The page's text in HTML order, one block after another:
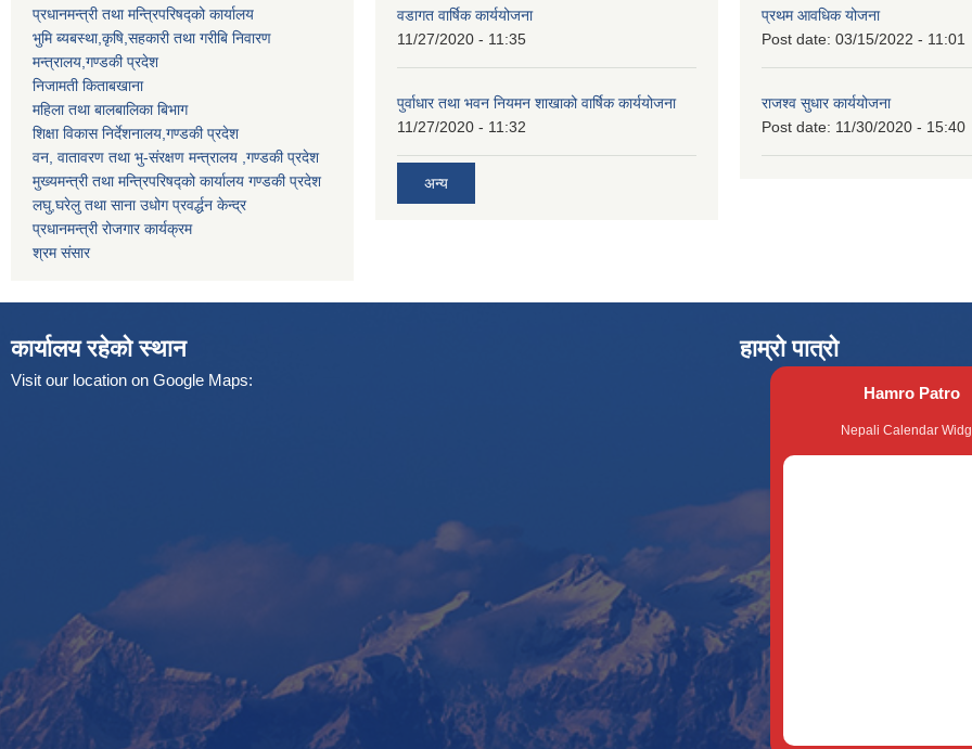
प्रधानमन्त्री तथा मन्त्रिपरिषद्को कार्यालय
भुमि ब्यबस्था,कृषि,सहकारी तथा गरीबि निवारण
मन्त्रालय,गण्डकी प्रदेश
निजामती किताबखाना
महिला तथा बालबालिका बिभाग
शिक्षा विकास निर्देशनालय,गण्डकी प्रदेश
वन, वातावरण तथा भु-संरक्षण मन्त्रालय ,गण्डकी प्रदेश
मुख्यमन्त्री तथा मन्त्रिपरिषद्को कार्यालय गण्डकी प्रदेश
लघु,घरेलु तथा साना उधोग प्रवर्द्धन केन्द्र
प्रधानमन्त्री रोजगार कार्यक्रम
श्रम संसार
वडागत वार्षिक कार्ययोजना
11/27/2020 - 11:35
पुर्वाधार तथा भवन नियमन शाखाको वार्षिक कार्ययोजना
11/27/2020 - 11:32
अन्य
प्रथम आवधिक योजना
Post date: 03/15/2022 - 11:01
राजश्व सुधार कार्ययोजना
Post date: 11/30/2020 - 15:40
कार्यालय रहेको स्थान
Visit our location on Google Maps:
हाम्रो पात्रो
Hamro Patro
Nepali Calendar